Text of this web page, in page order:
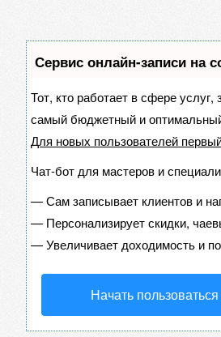
Сервис онлайн-записи на
Тот, кто работает в сфере
самый бюджетный и
Для новых пользователей
Чат-бот для мастеров и
—Сам записывает клиентов и
— Персонализирует скидки,
—Увеличивает доходимость и
Начать